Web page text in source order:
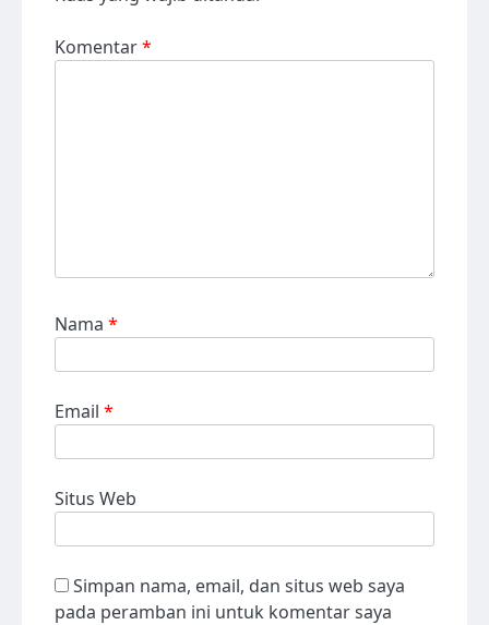
Komentar*
Nama *
Email *
Situs Web
Simpan nama, email, dan situs web saya
pada peramban ini untuk komentar saya